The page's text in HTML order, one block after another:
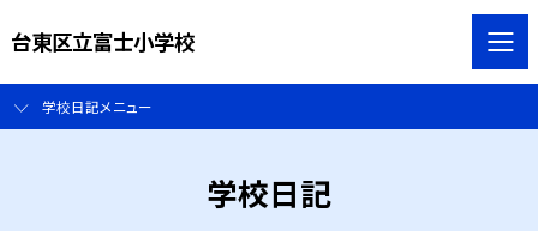
台東区立富士小学校
学校日記メニュー
学校日記